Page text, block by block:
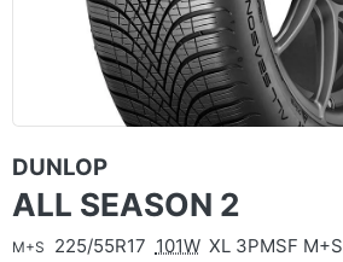
DUNLOP
ALL SEASON 2
M+S 225/55R17 101W XL 3PMSF M+S